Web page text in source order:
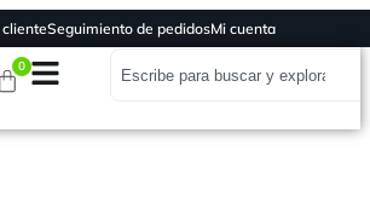
Seguimiento de pedidosMi cuenta
0